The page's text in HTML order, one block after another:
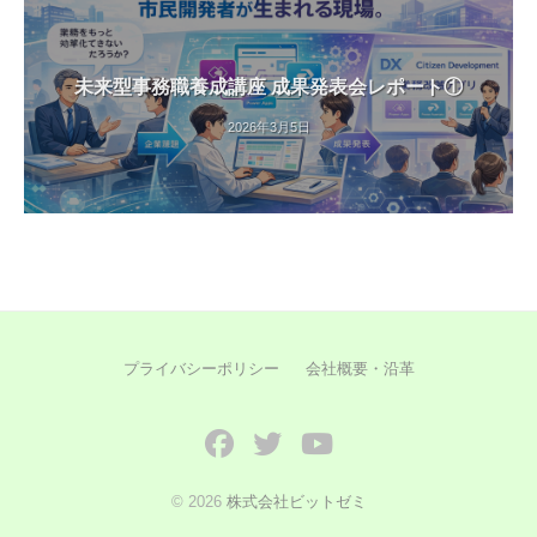
未来型事務職養成講座 成果発表会レポート①
2026年3月5日
プライバシーポリシー 会社概要・沿革
FacebookTwitterYouTube
© 2026 株式会社ビットゼミ